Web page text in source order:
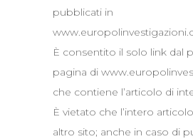
pubblicati in
È consentito il solo link dal
pagina di
che contiene l’articolo di
È vietato che l’intero
altro sito; anche in caso di